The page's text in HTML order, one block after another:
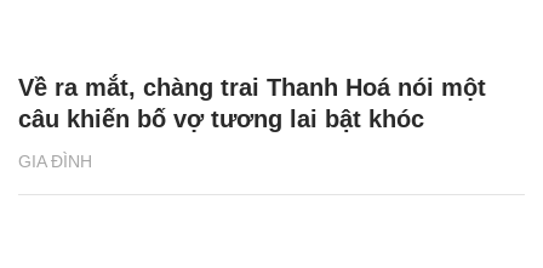
GIA ĐÌNH
Về ra mắt, chàng trai Thanh Hoá nói một
câu khiến bố vợ tương lai bật khóc